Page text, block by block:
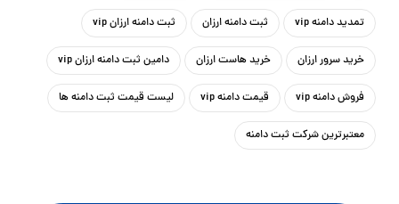
تمدید دامنه vip ثبت دامنه ارزان ثبت دامنه ارزان vip
خرید سرور ارزان خرید هاست ارزان دامین ثبت دامنه ارزان vip
فروش دامنه vip قیمت دامنه vip لیست قیمت ثبت دامنه ها
معتبرترین شرکت ثبت دامنه